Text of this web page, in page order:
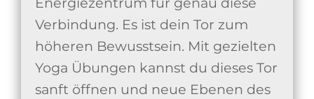
Verbindung. Es ist dein Tor zum
höheren Bewusstsein. Mit gezielten
Yoga Übungen kannst du dieses Tor
sanft öffnen und neue Ebenen des